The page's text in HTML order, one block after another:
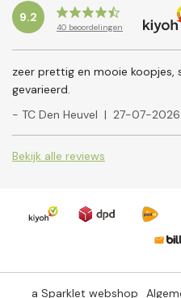
9.2
40 beoordelingen
zeer prettig en mooie koopjes,
gevarieerd.
- TC Den Heuvel | 27-07-2026
Bekijk alle reviews
a Sparklet webshop